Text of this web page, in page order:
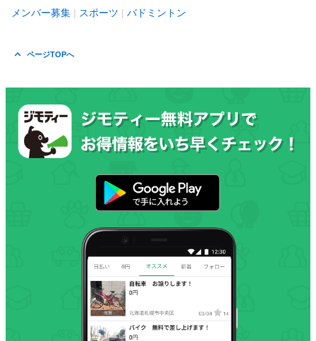
メンバー募集 スポーツ バドミントン
ページTOPへ